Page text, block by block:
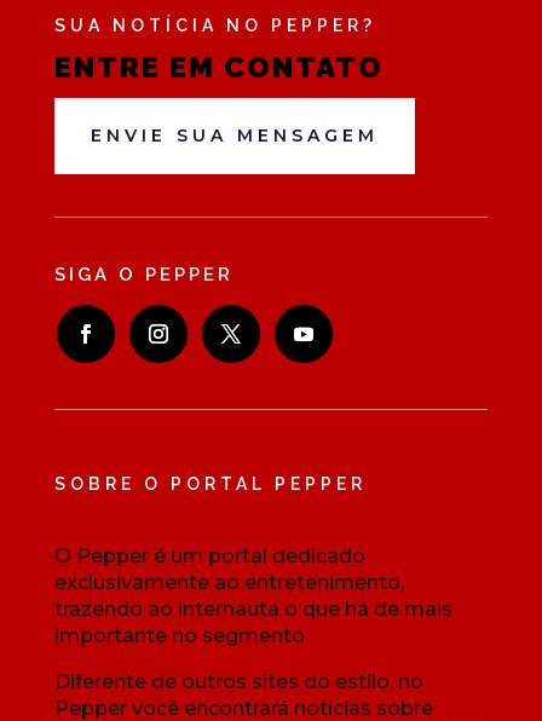
SUA NOTÍCIA NO PEPPER?
ENTRE EM CONTATO
ENVIE SUA MENSAGEM
SIGA O PEPPER
SOBRE O PORTAL PEPPER
O Pepper é um portal dedicado
exclusivamente ao entretenimento,
trazendo ao internauta o que há de mais
importante no segmento.
Diferente de outros sites do estilo, no
Pepper você encontrará notícias sobre